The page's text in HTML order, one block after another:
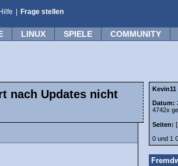
Hilfe Frage stellen
LINUX SPIELE COMMUNITY
nach Updates nicht
Kevin11
Datum:
4742x
Seiten: [
0 und 1